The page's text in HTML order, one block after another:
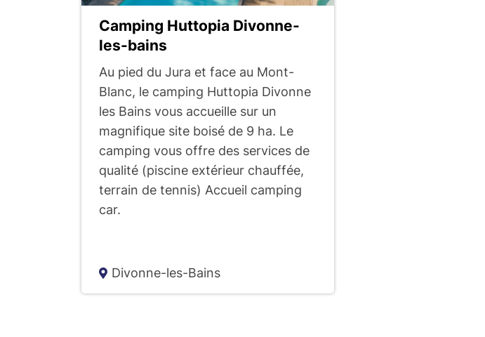
l
t
a
t
s
e
Camping Huttopia Divonne-
les-bains
Au pied du Jura et face au Mont-
Blanc, le camping Huttopia Divonne
les Bains vous accueille sur un
magnifique site boisé de 9 ha. Le
camping vous offre des services de
qualité (piscine extérieur chauffée,
terrain de tennis) Accueil camping
car.
Divonne-les-Bains